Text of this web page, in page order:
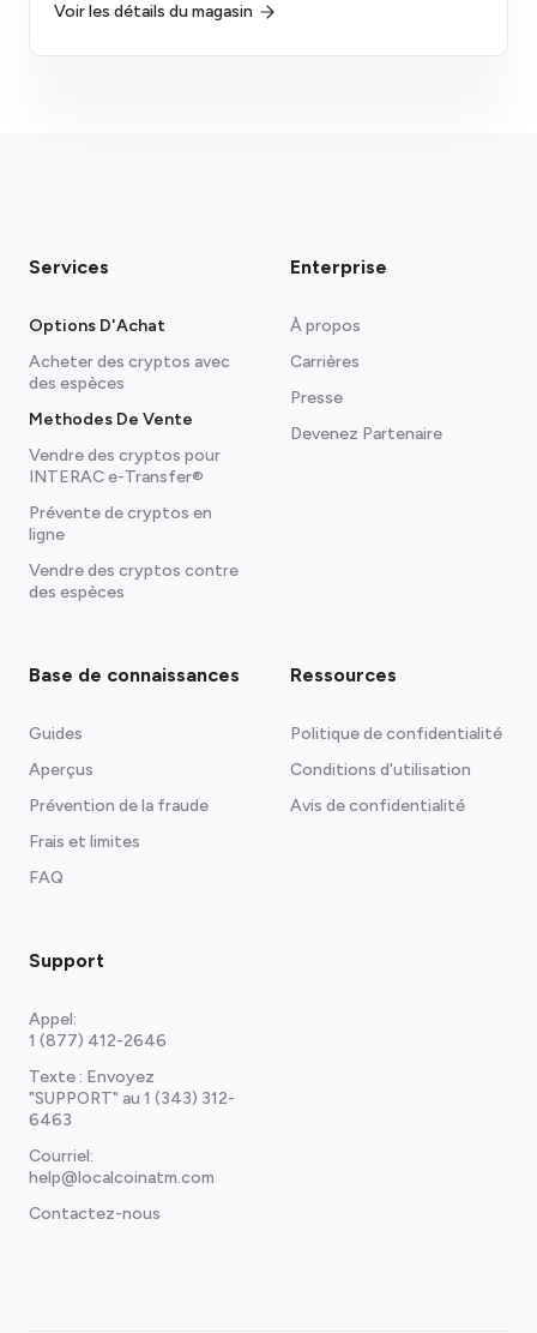
Voir les détails du magasin
Services
Options D'Achat
Acheter des cryptos avec
des espèces
Methodes De Vente
Vendre des cryptos pour
INTERAC e-Transfer®
Prévente de cryptos en
ligne
Vendre des cryptos contre
des espèces
Enterprise
À propos
Carrières
Presse
Devenez Partenaire
Base de connaissances
Guides
Aperçus
Prévention de la fraude
Frais et limites
FAQ
Ressources
Politique de confidentialité
Conditions d'utilisation
Avis de confidentialité
Support
Appel:
1 (877) 412-2646
Texte : Envoyez
"SUPPORT" au 1 (343) 312-
6463
Courriel:
help@localcoinatm.com
Contactez-nous